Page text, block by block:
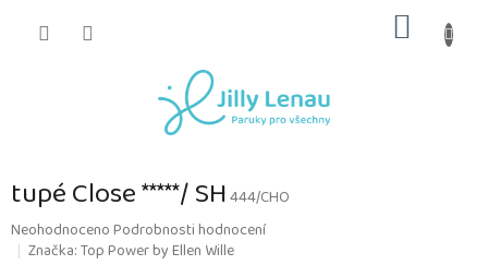
KOŠÍK
tupé Close *****/ SH444/CHO
Průměrné
hodnocení
NeohodnocenoPodrobnosti hodnocení
Značka:Top Power by Ellen Wille